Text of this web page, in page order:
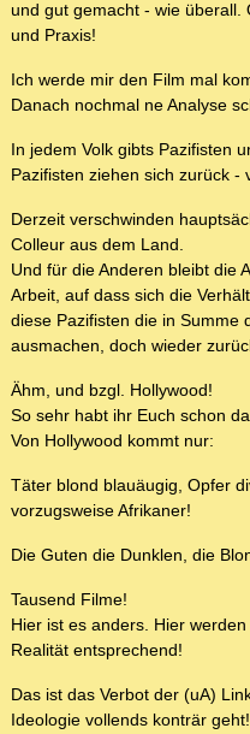
und gut gemacht - wie überall.
und Praxis!
Ich werde mir den Film mal
Danach nochmal ne Analyse
In jedem Volk gibts Pazifisten
Pazifisten ziehen sich zurück -
Derzeit verschwinden
Colleur aus dem Land.
Und für die Anderen bleibt die
Arbeit, auf dass sich die
diese Pazifisten die in Summe
ausmachen, doch wieder
Ähm, und bzgl. Hollywood!
So sehr habt ihr Euch schon
Von Hollywood kommt nur:
Täter blond blauäugig, Opfer
vorzugsweise Afrikaner!
Die Guten die Dunklen, die
Tausend Filme!
Hier ist es anders. Hier
Realität entsprechend!
Das ist das Verbot der (uA)
Ideologie vollends konträr